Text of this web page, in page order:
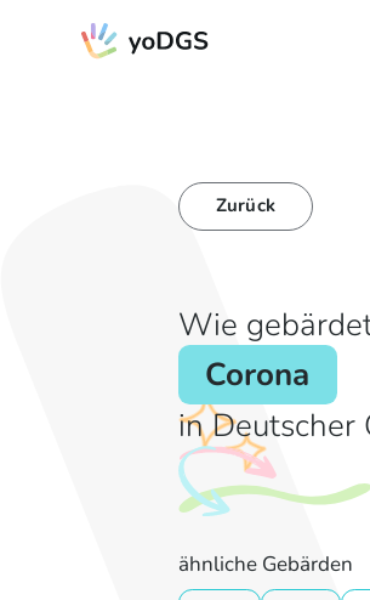
Zurück
Wie
Corona
in Deutscher
ähnliche Gebärden